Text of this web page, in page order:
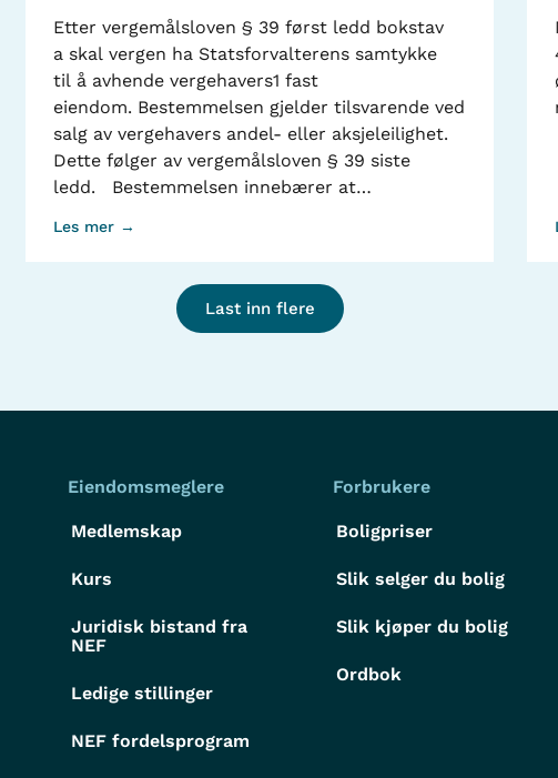
Etter vergemålsloven § 39 først ledd bokstav
a skal vergen ha Statsforvalterens samtykke
til å avhende vergehavers1 fast
eiendom. Bestemmelsen gjelder tilsvarende ved
salg av vergehavers andel- eller aksjeleilighet.
Dette følger av vergemålsloven § 39 siste
ledd. Bestemmelsen innebærer at…
Les mer →
Last inn flere
Eiendomsmeglere
Medlemskap
Kurs
Juridisk bistand fra
NEF
Ledige stillinger
NEF fordelsprogram
Forbrukere
Boligpriser
Slik selger du bolig
Slik kjøper du bolig
Ordbok